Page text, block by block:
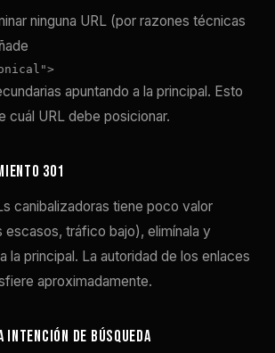
ninguna URL (por razones técnicas
apuntando a la principal. Esto
cuál URL debe posicionar.
301
canibalizadoras tiene poco valor
escasos, tráfico bajo), elimínala y
la principal. La autoridad de los enlaces
aproximadamente.
de búsqueda